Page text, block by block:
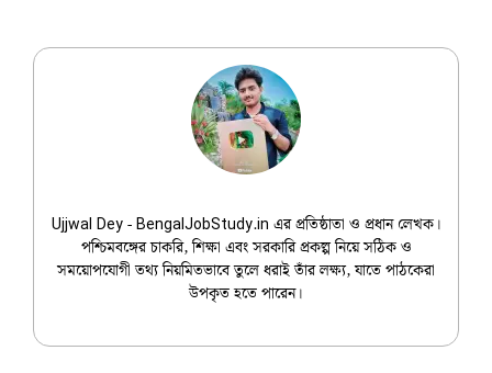
Ujjwal Dey - BengalJobStudy.in এর প্রতিষ্ঠাতা ও প্রধান লেখক।
পশ্চিমবঙ্গের চাকরি, শিক্ষা এবং সরকারি প্রকল্প নিয়ে সঠিক ও
সময়োপযোগী তথ্য নিয়মিতভাবে তুলে ধরাই তাঁর লক্ষ্য, যাতে পাঠকেরা
উপকৃত হতে পারেন।